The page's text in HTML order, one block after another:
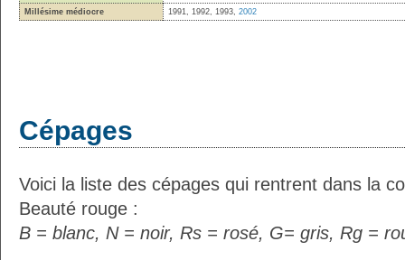
Millésime médiocre
1991, 1992, 1993, 2002
Cépages
Voici la liste des cépages qui rentrent dans la
Beauté rouge :
B = blanc, N = noir, Rs = rosé, G= gris, Rg =